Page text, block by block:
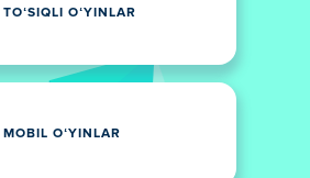
TOʻSIQLI OʻYINLAR
MOBIL OʻYINLAR